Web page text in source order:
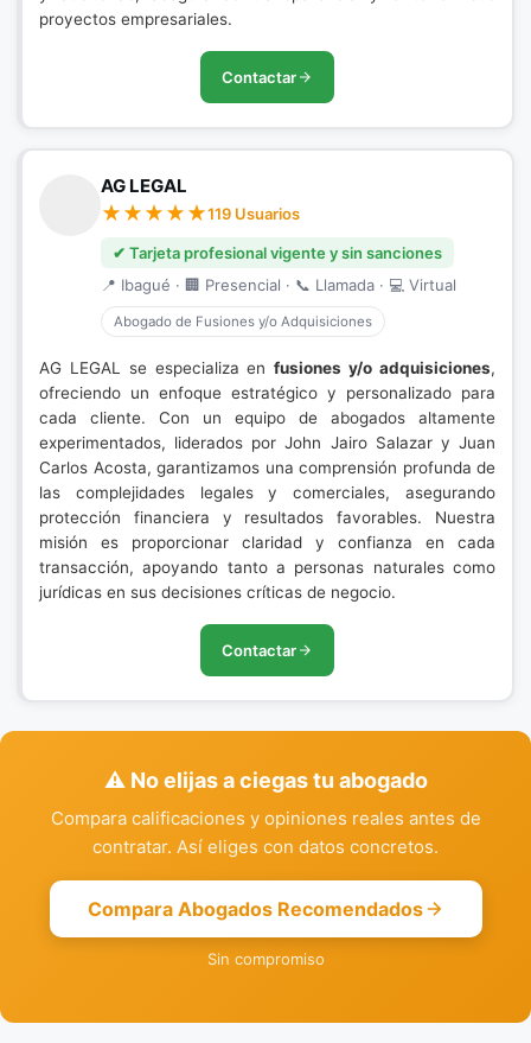
proyectos empresariales.
Contactar
AG LEGAL
119 Usuarios
✔ Tarjeta profesional vigente y sin sanciones
📍 Ibagué · 🏢 Presencial · 📞 Llamada · 💻 Virtual
Abogado de Fusiones y/o Adquisiciones
AG LEGAL se especializa enfusiones y/o adquisiciones,
ofreciendo un enfoque estratégico y personalizado para
cada cliente. Con un equipo de abogados altamente
experimentados, liderados por John Jairo Salazar y Juan
Carlos Acosta, garantizamos una comprensión profunda de
las complejidades legales y comerciales, asegurando
protección financiera y resultados favorables. Nuestra
misión es proporcionar claridad y confianza en cada
transacción, apoyando tanto a personas naturales como
jurídicas en sus decisiones críticas de negocio.
Contactar
⚠️ No elijas a ciegas tu abogado
Compara calificaciones y opiniones reales antes de
contratar. Así eliges con datos concretos.
Compara Abogados Recomendados
Sin compromiso